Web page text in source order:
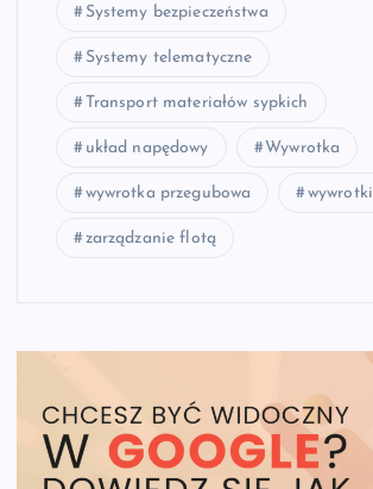
Systemy bezpieczeństwa
Systemy telematyczne
Transport materiałów sypkich
układ napędowy Wywrotka
wywrotka przegubowa wywrotki
zarządzanie flotą